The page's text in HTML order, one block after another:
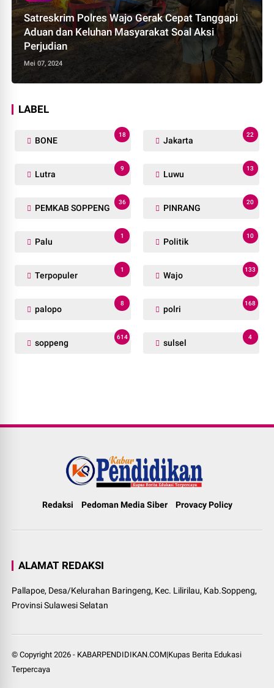
Satreskrim Polres Wajo Gerak Cepat Tanggapi
Aduan dan Keluhan Masyarakat Soal Aksi
Perjudian
Mei 07, 2024
LABEL
BONE
18
Jakarta
22
Lutra
9
Luwu
13
PEMKAB SOPPENG
36
PINRANG
20
Palu
1
Politik
10
Terpopuler
1
Wajo
133
palopo
8
polri
168
soppeng
614
sulsel
4
Redaksi Pedoman Media Siber Provacy Policy
ALAMAT REDAKSI
Pallapoe, Desa/Kelurahan Baringeng, Kec. Lilirilau, Kab.Soppeng,
Provinsi Sulawesi Selatan
© Copyright2026 - KABARPENDIDIKAN.COM|Kupas Berita Edukasi
Terpercaya